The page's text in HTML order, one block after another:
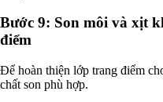
Bước 9: Son môi và xịt
điểm
Để hoàn thiện lớp trang điểm
chất son phù hợp.